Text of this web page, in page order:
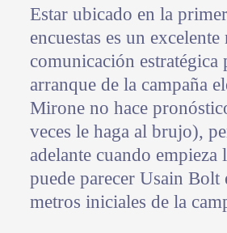
Estar ubicado en la
encuestas es un
comunicación estratégica
arranque de la campaña
Mirone no hace
veces le haga al brujo),
adelante cuando empieza
puede parecer Usain Bolt
metros iniciales de la